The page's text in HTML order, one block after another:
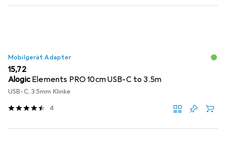
Mobilgerät Adapter
EUR
15,72
Alogic Elements PRO 10cm USB-C to 3.5m
USB-C, 3.5mm Klinke
4